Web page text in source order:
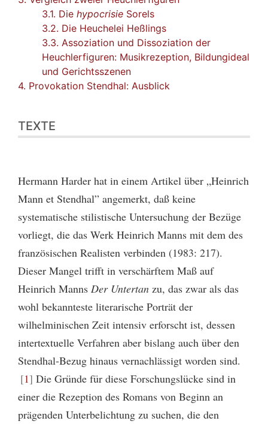
3.1. Die hypocrisie Sorels
3.2. Die Heuchelei Heßlings
3.3. Assoziation und Dissoziation der
Heuchlerfiguren: Musikrezeption, Bildungideal
und Gerichtsszenen
4. Provokation Stendhal: Ausblick
TEXTE
Hermann Harder hat in einem Artikel über „Heinrich
Mann et Stendhal” angemerkt, daß keine
systematische stilistische Untersuchung der Bezüge
vorliegt, die das Werk Heinrich Manns mit dem des
französischen Realisten verbinden (1983: 217).
Dieser Mangel trifft in verschärftem Maß auf
Heinrich Manns Der Untertan zu, das zwar als das
wohl bekannteste literarische Porträt der
wilhelminischen Zeit intensiv erforscht ist, dessen
intertextuelle Verfahren aber bislang auch über den
Stendhal-Bezug hinaus vernachlässigt worden sind.
1 Die Gründe für diese Forschungslücke sind in
einer die Rezeption des Romans von Beginn an
prägenden Unterbelichtung zu suchen, die den